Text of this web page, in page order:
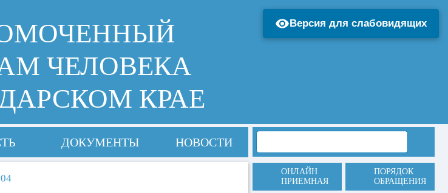
ЧЕЛОВЕКА
КРАЕ
ДОКУМЕНТЫ НОВОСТИ
ОНЛАЙН
ПРИЕМНАЯ
ПОРЯДОК
ОБРАЩЕНИЯ
Версия для слабовидящих